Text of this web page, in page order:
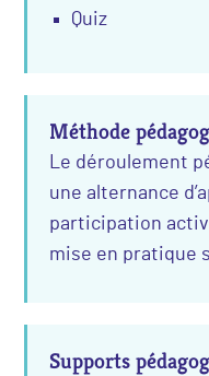
Quiz
Méthode
Le déroulement
une alternance
participation
mise en pratique
Supports